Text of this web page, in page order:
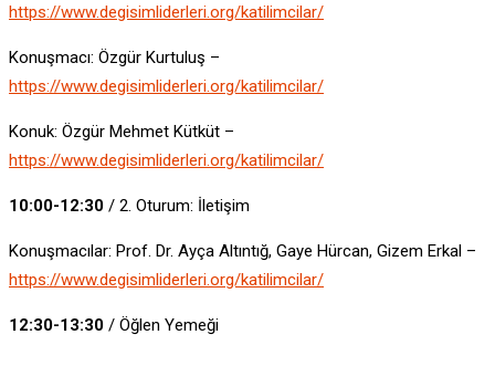
https://www.degisimliderleri.org/katilimcilar/
Konuşmacı: Özgür Kurtuluş –
https://www.degisimliderleri.org/katilimcilar/
Konuk: Özgür Mehmet Kütküt –
https://www.degisimliderleri.org/katilimcilar/
10:00-12:30 / 2. Oturum: İletişim
Konuşmacılar: Prof. Dr. Ayça Altıntığ, Gaye Hürcan, Gizem Erkal –
https://www.degisimliderleri.org/katilimcilar/
12:30-13:30 / Öğlen Yemeği